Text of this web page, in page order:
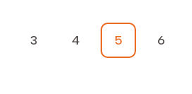
3 4 5 6